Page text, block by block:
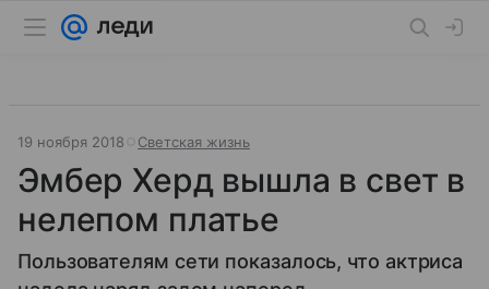
19 ноября 2018 Светская жизнь
Эмбер Херд вышла в свет в
нелепом платье
Пользователям сети показалось, что актриса